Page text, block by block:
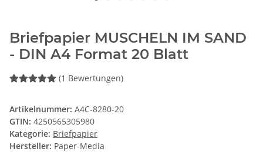
Briefpapier MUSCHELN IM SAND
- DIN A4 Format 20 Blatt
(1 Bewertungen)
Artikelnummer: A4C-8280-20
GTIN: 4250565305980
Kategorie: Briefpapier
Hersteller: Paper-Media